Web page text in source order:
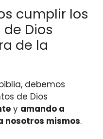
cumplir los
Dios
de la
debemos
de Dios
y amando a
nosotros mismos.